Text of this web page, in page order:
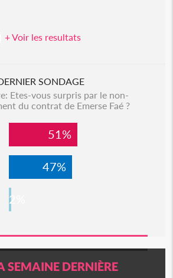
+ Voir les resultats
SONDAGE
Etes-vous surpris par le non-
du contrat de Emerse Faé ?
51%
47%
2%
SEMAINE DERNIÈRE